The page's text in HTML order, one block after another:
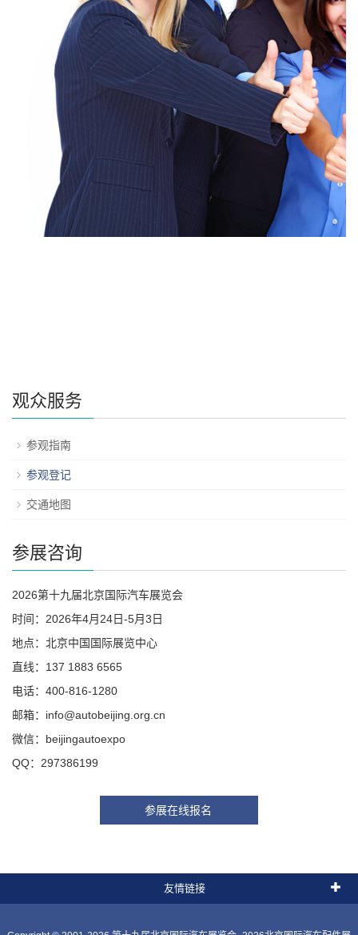
观众服务
参观指南
参观登记
交通地图
参展咨询
2026第十九届北京国际汽车展览会
时间：2026年4月24日-5月3日
地点：北京中国国际展览中心
直线：137 1883 6565
电话：400-816-1280
邮箱：info@autobeijing.org.cn
微信：beijingautoexpo
QQ：297386199
参展在线报名
友情链接